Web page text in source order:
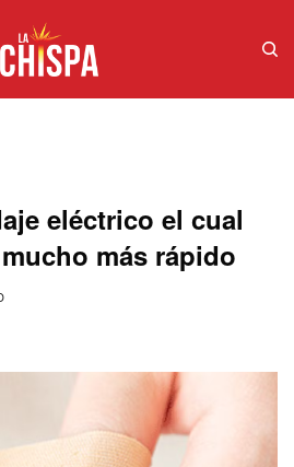
eléctrico el cual
más rápido